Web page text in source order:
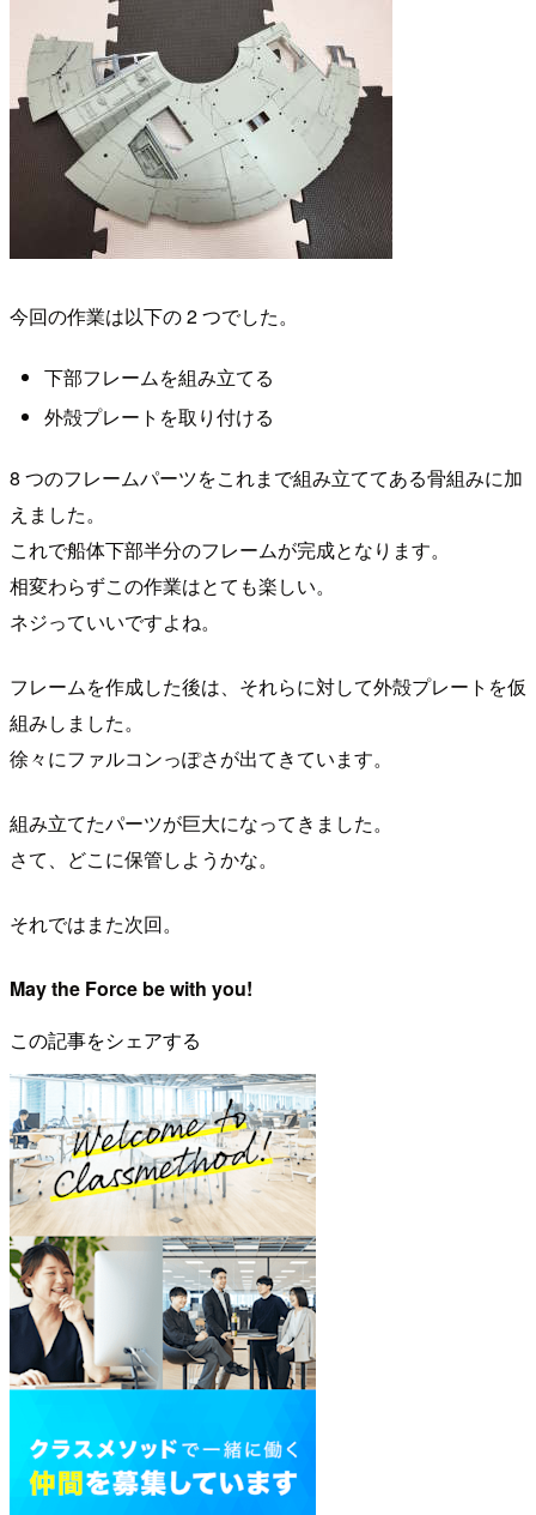
今回の作業は以下の 2 つでした。
下部フレームを組み立てる
外殻プレートを取り付ける
8 つのフレームパーツをこれまで組み立ててある骨組みに加
えました。
これで船体下部半分のフレームが完成となります。
相変わらずこの作業はとても楽しい。
ネジっていいですよね。
フレームを作成した後は、それらに対して外殻プレートを仮
組みしました。
徐々にファルコンっぽさが出てきています。
組み立てたパーツが巨大になってきました。
さて、どこに保管しようかな。
それではまた次回。
May the Force be with you!
この記事をシェアする